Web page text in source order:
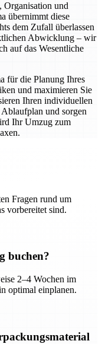
Organisation und
übernimmt diese
dem Zufall überlassen
Abwicklung – wir
auf das Wesentliche
für die Planung Ihres
und maximieren Sie
Ihren individuellen
und sorgen
Ihr Umzug zum
Fragen rund um
vorbereitet sind.
buchen?
2–4 Wochen im
optimal einplanen.